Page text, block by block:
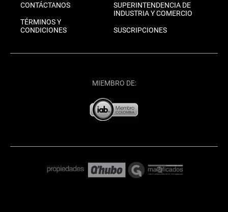
CONTÁCTANOS
TÉRMINOS Y
CONDICIONES
SUPERINTENDENCIA DE
INDUSTRIA Y COMERCIO
SUSCRIPCIONES
MIEMBRO DE: